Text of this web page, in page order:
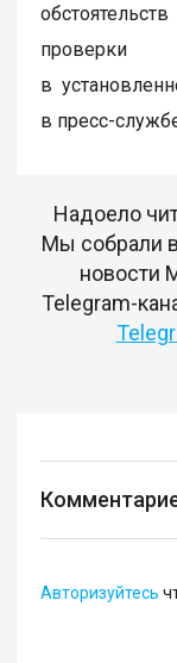
в
в пресс-
Надоело
Мы собрали
новости
Telegram-
Авторизуйтесь